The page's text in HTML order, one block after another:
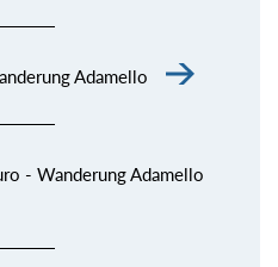
Adamello
- Wanderung Adamello